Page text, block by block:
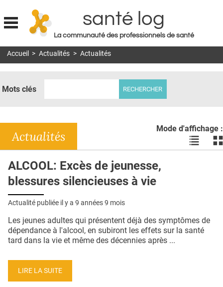
Jump to navigation
santé log
La communauté des professionnels de santé
MON COMPTE
DOSSIERS
RÉSEAUX
E-REVUE SAD
QUI SOMMES-NOUS ?
CONDITIONS GÉNÉRALES
Accueil > Actualités > Actualités
Mots clés
Mode d'affichage :
Voir
les
les
Actualités
ALCOOL: Excès de jeunesse,
blessures silencieuses à vie
Actualité publiée il y a 9 années 9 mois
Les jeunes adultes qui présentent déjà des symptômes de
dépendance à l'alcool, en subiront les effets sur la santé
tard dans la vie et même des décennies après ...
LIRE LA SUITE